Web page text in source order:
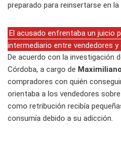
preparado para reinsertarse en la
El acusado enfrentaba un juicio
intermediario entre vendedores
De acuerdo con la investigación
Córdoba, a cargo de
compradores con quién
orientaba a los vendedores
como retribución recibía
consumía debido a su adicción.